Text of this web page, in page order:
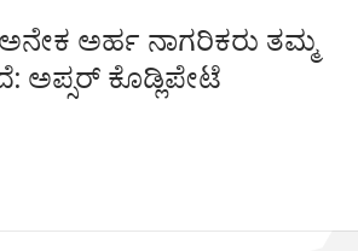
ಅರ್ಹ ನಾಗರಿಕರು ತಮ್ಮ
ಅಪ್ಸರ್ ಕೊಡ್ಲಿಪೇಟೆ